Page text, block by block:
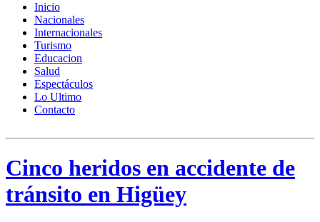
Inicio
Nacionales
Internacionales
Turismo
Educacion
Salud
Espectáculos
Lo Ultimo
Contacto
Cinco heridos en accidente de
tránsito en Higüey